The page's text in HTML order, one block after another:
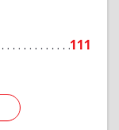
111
Подробнее